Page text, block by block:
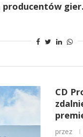
CD
przez